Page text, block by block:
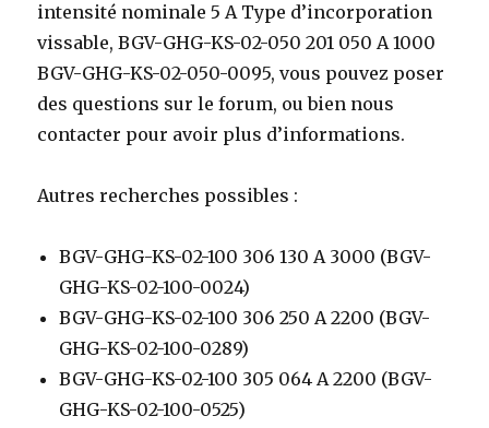
intensité nominale 5 A Type d’incorporation
vissable, BGV-GHG-KS-02-050 201 050 A 1000
BGV-GHG-KS-02-050-0095, vous pouvez poser
des questions sur le forum, ou bien nous
contacter pour avoir plus d’informations.
Autres recherches possibles :
BGV-GHG-KS-02-100 306 130 A 3000 (BGV-
GHG-KS-02-100-0024)
BGV-GHG-KS-02-100 306 250 A 2200 (BGV-
GHG-KS-02-100-0289)
BGV-GHG-KS-02-100 305 064 A 2200 (BGV-
GHG-KS-02-100-0525)